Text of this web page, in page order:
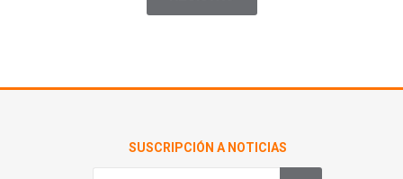
SUSCRIPCIÓN A NOTICIAS